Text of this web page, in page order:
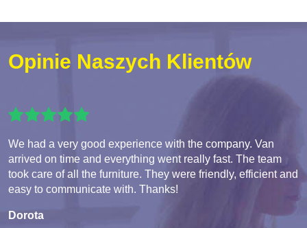
Opinie Naszych Klientów
We had a very good experience with the company. Van
arrived on time and everything went really fast. The team
took care of all the furniture. They were friendly, efficient and
easy to communicate with. Thanks!
Dorota